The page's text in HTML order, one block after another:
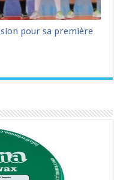
pour sa première